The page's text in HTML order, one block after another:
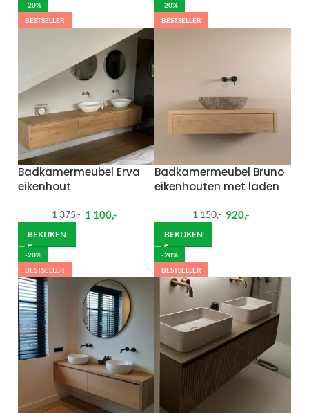
-20%
BESTSELLER
Badkamermeubel Erva
eikenhout
1 375,- 1 100,-
BEKIJKEN
-20%
BESTSELLER
Badkamermeubel Bruno
eikenhouten met laden
1 150,- 920,-
BEKIJKEN
-20%
BESTSELLER
-20%
BESTSELLER